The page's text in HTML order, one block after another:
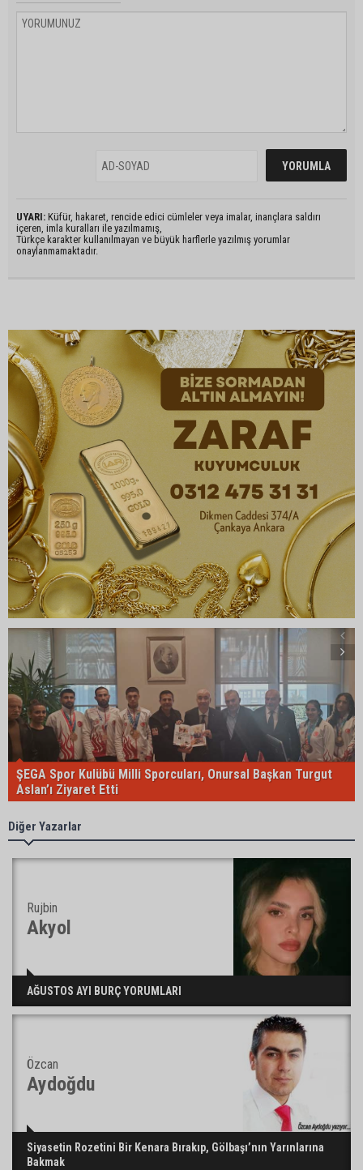
UYARI: Küfür, hakaret, rencide edici cümleler veya imalar, inançlara saldırı
içeren, imla kuralları ile yazılmamış,
Türkçe karakter kullanılmayan ve büyük harflerle yazılmış yorumlar
onaylanmamaktadır.
ŞEGA Spor Kulübü Milli Sporcuları, Onursal Başkan Turgut
Aslan’ı Ziyaret Etti
Diğer Yazarlar
Rujbin
Akyol
AĞUSTOS AYI BURÇ YORUMLARI
Özcan
Aydoğdu
Siyasetin Rozetini Bir Kenara Bırakıp, Gölbaşı’nın Yarınlarına
Bakmak